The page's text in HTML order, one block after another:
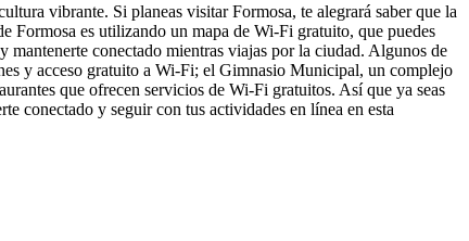
vibrante. Si planeas visitar Formosa, te alegrará saber que la
Formosa es utilizando un mapa de Wi-Fi gratuito, que puedes
mantenerte conectado mientras viajas por la ciudad. Algunos de
y acceso gratuito a Wi-Fi; el Gimnasio Municipal, un complejo
que ofrecen servicios de Wi-Fi gratuitos. Así que ya seas
conectado y seguir con tus actividades en línea en esta